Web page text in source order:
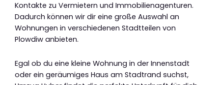
Kontakte zu Vermietern und Immobilienagenturen.
Dadurch können wir dir eine große Auswahl an
Wohnungen in verschiedenen Stadtteilen von
Plowdiw anbieten.
Egal ob du eine kleine Wohnung in der Innenstadt
oder ein geräumiges Haus am Stadtrand suchst,